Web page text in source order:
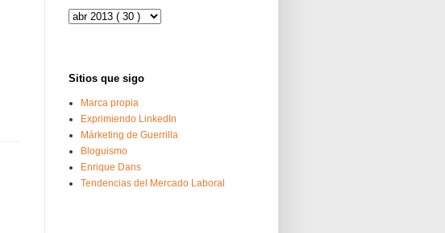
Sitios que sigo
Marca propia
Exprimiendo LinkedIn
Márketing de Guerrilla
Bloguismo
Enrique Dans
Tendencias del Mercado Laboral